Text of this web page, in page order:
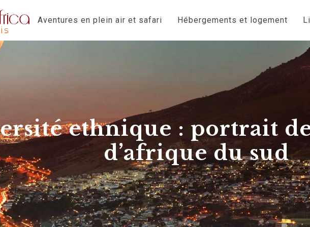
Aventures en plein air et safari Hébergements et logement
ethnique : portrait
d’afrique du sud